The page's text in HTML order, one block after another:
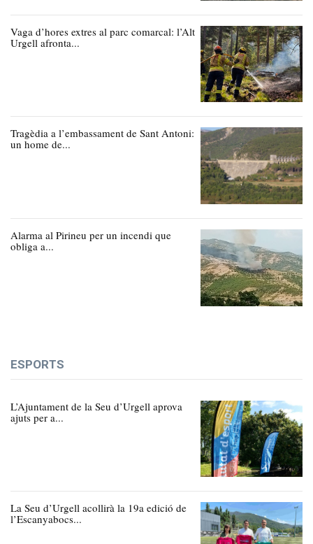
Vaga d’hores extres al parc comarcal: l’Alt
Urgell afronta...
Tragèdia a l’embassament de Sant Antoni:
un home de...
Alarma al Pirineu per un incendi que
obliga a...
ESPORTS
L’Ajuntament de la Seu d’Urgell aprova
ajuts per a...
La Seu d’Urgell acollirà la 19a edició de
l’Escanyabocs...